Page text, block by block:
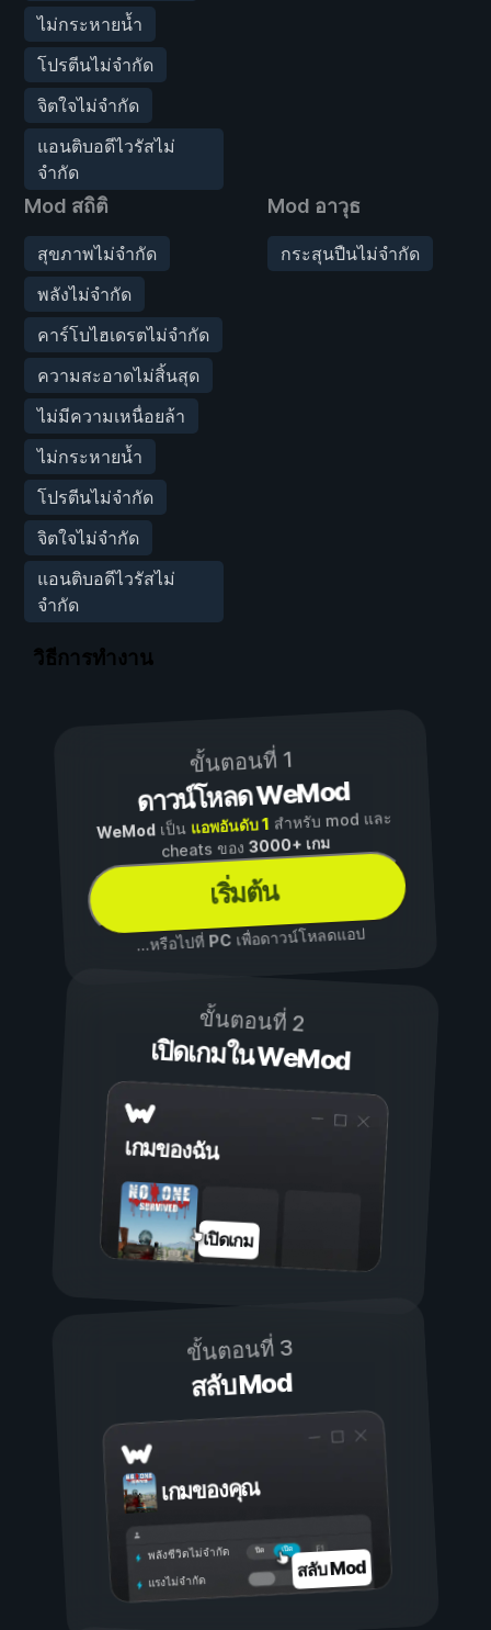
ไม่กระหายน้ำ
โปรตีนไม่จำกัด
จิตใจไม่จำกัด
แอนติบอดีไวรัสไม่
จำกัด
Mod สถิติ
สุขภาพไม่จำกัด
พลังไม่จำกัด
คาร์โบไฮเดรตไม่จำกัด
ความสะอาดไม่สิ้นสุด
ไม่มีความเหนื่อยล้า
ไม่กระหายน้ำ
โปรตีนไม่จำกัด
จิตใจไม่จำกัด
แอนติบอดีไวรัสไม่
จำกัด
Mod อาวุธ
กระสุนปืนไม่จำกัด
วิธีการทำงาน
ขั้นตอนที่ 1
ดาวน์โหลด WeMod
WeModเป็น แอพอันดับ 1 สำหรับ mod และ
cheats ของ3000+ เกม
เริ่มต้น
...หรือไปที่ PCเพื่อดาวน์โหลดแอป
ขั้นตอนที่ 2
เปิดเกมใน WeMod
เกมของฉัน
เปิดเกม
ขั้นตอนที่ 3
สลับ Mod
เกมของคุณ
เปิด
ปิด
พลังชีวิตไม่จำกัด
แรงไม่จำกัด สลับ Mod